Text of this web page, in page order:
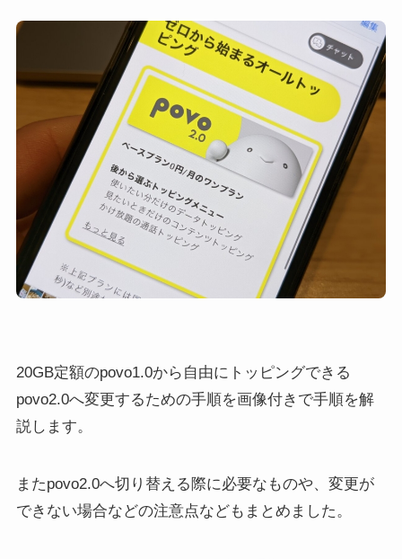
20GB定額のpovo1.0から自由にトッピングできる
povo2.0へ変更するための手順を画像付きで手順を解
説します。
またpovo2.0へ切り替える際に必要なものや、変更が
できない場合などの注意点などもまとめました。